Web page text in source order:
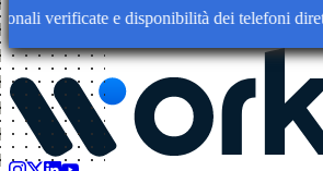
e disponibilità dei telefoni diretti